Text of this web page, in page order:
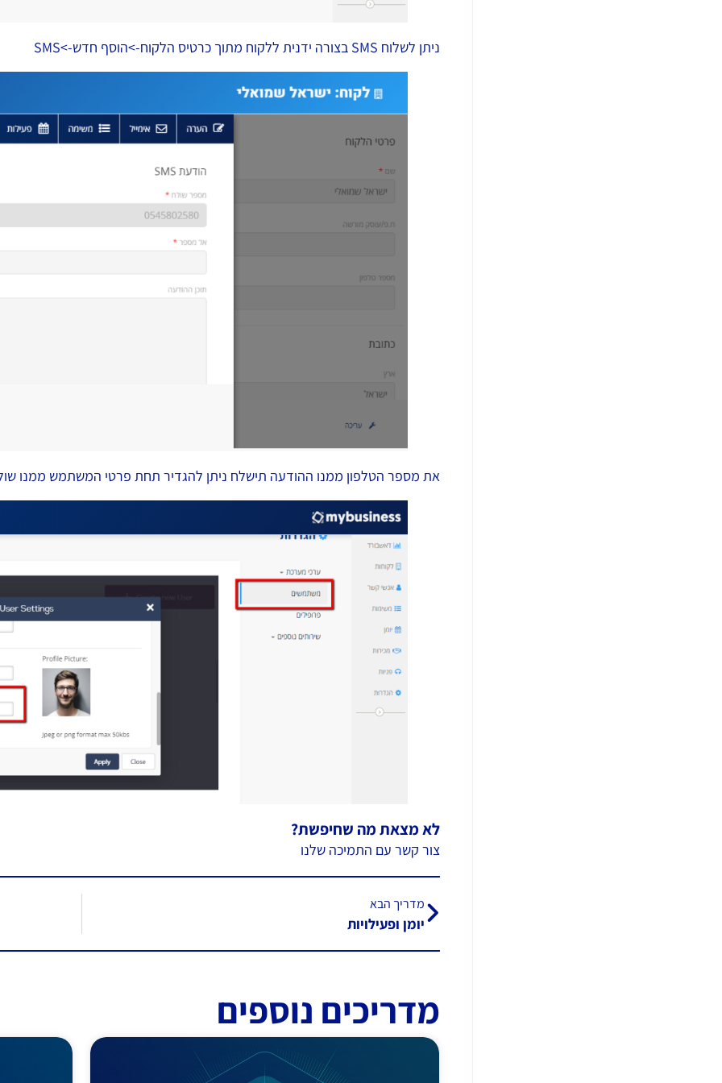
ניתן לשלוח SMS בצורה ידנית ללקוח מתוך כרטיס הלקוח->הוסף חדש->SMS
את מספר הטלפון ממנו ההודעה תישלח ניתן להגדיר תחת פרטי המשתמש ממנו
לא מצאת מה שחיפשת?
צור קשר עם התמיכה שלנו
מדריך הבא
יומן ופעילויות
מדריכים נוספים